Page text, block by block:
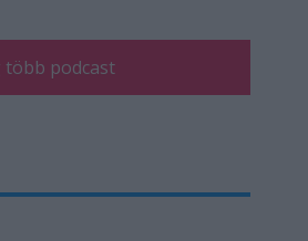
több podcast